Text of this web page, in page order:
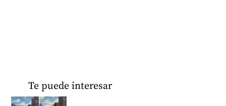
Te puede interesar